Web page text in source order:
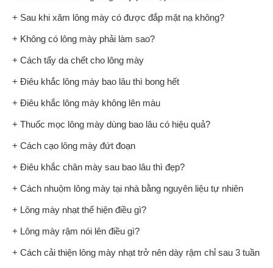
+ Sau khi xăm lông mày có được đắp mặt nạ không?
+ Không có lông mày phải làm sao?
+ Cách tẩy da chết cho lông mày
+ Điêu khắc lông mày bao lâu thì bong hết
+ Điêu khắc lông mày không lên màu
+ Thuốc mọc lông mày dùng bao lâu có hiệu quả?
+ Cách cạo lông mày đứt đoạn
+ Điêu khắc chân mày sau bao lâu thì đẹp?
+ Cách nhuộm lông mày tại nhà bằng nguyên liệu tự nhiên
+ Lông mày nhạt thể hiện điều gì?
+ Lông mày rậm nói lên điều gì?
+ Cách cải thiện lông mày nhạt trở nên dày rậm chỉ sau 3 tuần